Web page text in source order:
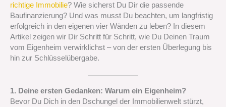
richtige Immobilie? Wie sicherst Du Dir die passende
Baufinanzierung? Und was musst Du beachten, um langfristig
erfolgreich in den eigenen vier Wänden zu leben? In diesem
Artikel zeigen wir Dir Schritt für Schritt, wie Du Deinen Traum
vom Eigenheim verwirklichst – von der ersten Überlegung bis
hin zur Schlüsselübergabe.
1. Deine ersten Gedanken: Warum ein Eigenheim?
Bevor Du Dich in den Dschungel der Immobilienwelt stürzt,